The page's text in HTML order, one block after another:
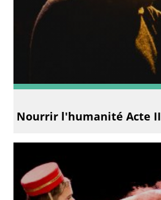
Nourrir l'humanité Acte II